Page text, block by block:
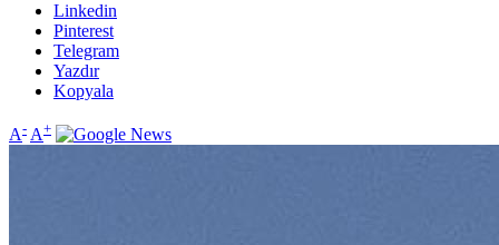
Linkedin
Pinterest
Telegram
Yazdır
Kopyala
A- A+